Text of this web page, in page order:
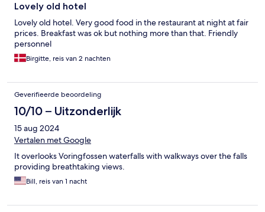
Lovely old hotel
Lovely old hotel. Very good food in the restaurant at night at fair
prices. Breakfast was ok but nothing more than that. Friendly
personnel
Birgitte, reis van 2 nachten
Geverifieerde beoordeling
10/10 – Uitzonderlijk
15 aug 2024
Vertalen met Google
It overlooks Voringfossen waterfalls with walkways over the falls
providing breathtaking views.
Bill, reis van 1 nacht